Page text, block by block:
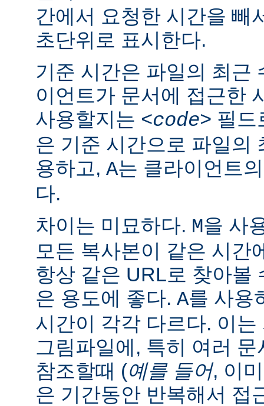
간에서 요청한 시간을 빼
초단위로 표시한다.
기준 시간은 파일의 최근
이언트가 문서에 접근한
사용할지는 <code> 필드
은 기준 시간으로 파일의
용하고, A는 클라이언트
다.
차이는 미묘하다. M을 사
모든 복사본이 같은 시간
항상 같은 URL로 찾아볼
은 용도에 좋다. A를 사용
시간이 각각 다르다. 이
그림파일에, 특히 여러
참조할때 (예를 들어, 이
은 기간동안 반복해서 접